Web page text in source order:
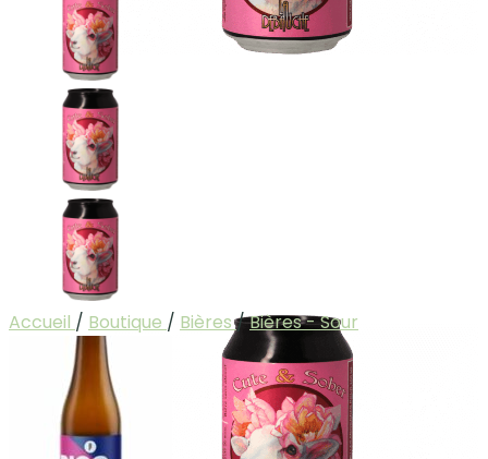
Accueil / Boutique / Bières/Bières - Sour